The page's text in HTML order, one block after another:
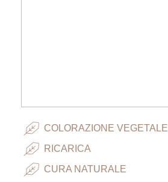
COLORAZIONE VEGETALE
RICARICA
CURA NATURALE